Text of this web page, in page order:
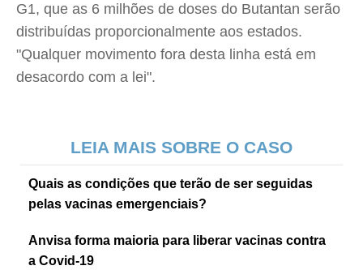
G1, que as 6 milhões de doses do Butantan serão
distribuídas proporcionalmente aos estados.
"Qualquer movimento fora desta linha está em
desacordo com a lei".
LEIA MAIS SOBRE O CASO
Quais as condições que terão de ser seguidas
pelas vacinas emergenciais?
Anvisa forma maioria para liberar vacinas contra
a Covid-19